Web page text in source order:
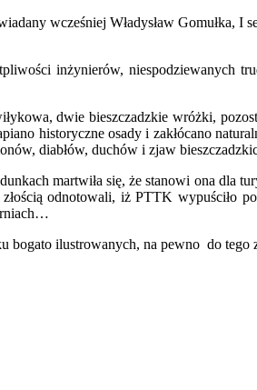
wcześniej Władysław Gomułka, I
inżynierów, niespodziewanych
dwie bieszczadzkie wróżki,
historyczne osady i zakłócano
diabłów, duchów i zjaw
martwiła się, że stanowi ona dla
odnotowali, iż PTTK wypuściło
bogato ilustrowanych, na pewno do tego